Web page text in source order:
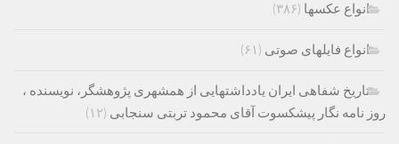
انواع عکسها (۳۸۶)
انواع فایلهای صوتی (۶۱)
تاریخ شفاهی ایران یادداشتهایی از همشهری پژوهشگر، نویسنده ،
روز نامه نگار پیشکسوت آقای محمود تربتی سنجابی (۱۲)